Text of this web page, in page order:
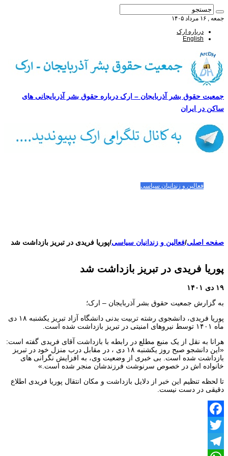
جمعه , ۱۶ مرداد ۱۴۰۵
درباره ارک
English
جمعیت حقوق بشر آذربایجان – ارک درباره حقوق بشر آذربایجانی های
ساکن در ایران
فعالین و زندانیان سیاسی
صفحه اصلی/فعالین و زندانیان سیاسی/پوریا فریدی در تبریز بازداشت شد
پوریا فریدی در تبریز بازداشت شد
۱۹ دی ۱۴۰۱
به گزارش جمعیت حقوق بشر آذربایجان – ارک؛
پوریا فریدی، دانشجوی رشته تربیت بدنی دانشگاه آزاد تبریز یکشنبه ۱۸ دی‌
ماه ۱۴۰۱ توسط نیروهای امنیتی در تبریز بازداشت شده است.
هرانا به نقل از یک منبع مطلع در رابطه با بازداشت آقای فریدی گفته است:
«این دانشجو صبح روز یکشنبه ۱۸ دی‌ ، در مقابل درب منزل خود در تبریز
بازداشت شده است. بی خبری از وضعیت وی، به افزایش نگرانی های
خانواده اش در خصوص سرنوشت فرزندشان منجر شده است.»
تا لحظه تنظیم این خبر از دلایل بازداشت و مکان انتقال پوریا فریدی اطلاع
دقیقی در دست نیست.
Facebook
Twitter